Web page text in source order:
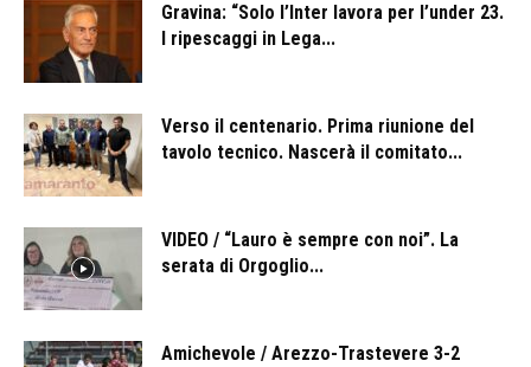
Gravina: “Solo l’Inter lavora per l’under 23.
I ripescaggi in Lega...
Verso il centenario. Prima riunione del
tavolo tecnico. Nascerà il comitato...
VIDEO / “Lauro è sempre con noi”. La
serata di Orgoglio...
Amichevole / Arezzo-Trastevere 3-2